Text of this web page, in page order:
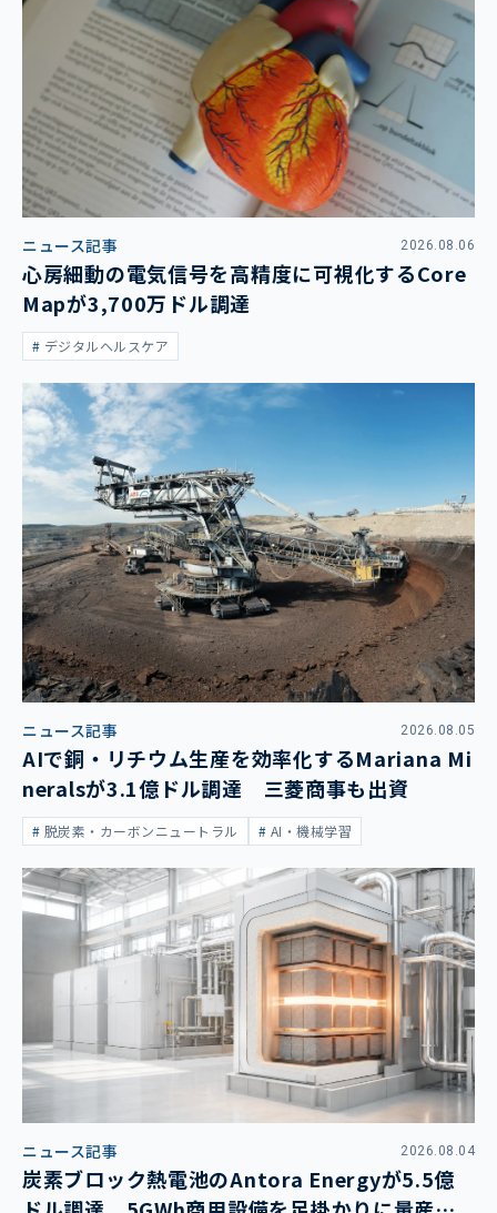
ニュース記事 2026.08.06
心房細動の電気信号を高精度に可視化するCore
Mapが3,700万ドル調達
デジタルヘルスケア
ニュース記事 2026.08.05
AIで銅・リチウム生産を効率化するMariana Mi
neralsが3.1億ドル調達 三菱商事も出資
脱炭素・カーボンニュートラル AI・機械学習
ニュース記事 2026.08.04
炭素ブロック熱電池のAntora Energyが5.5億